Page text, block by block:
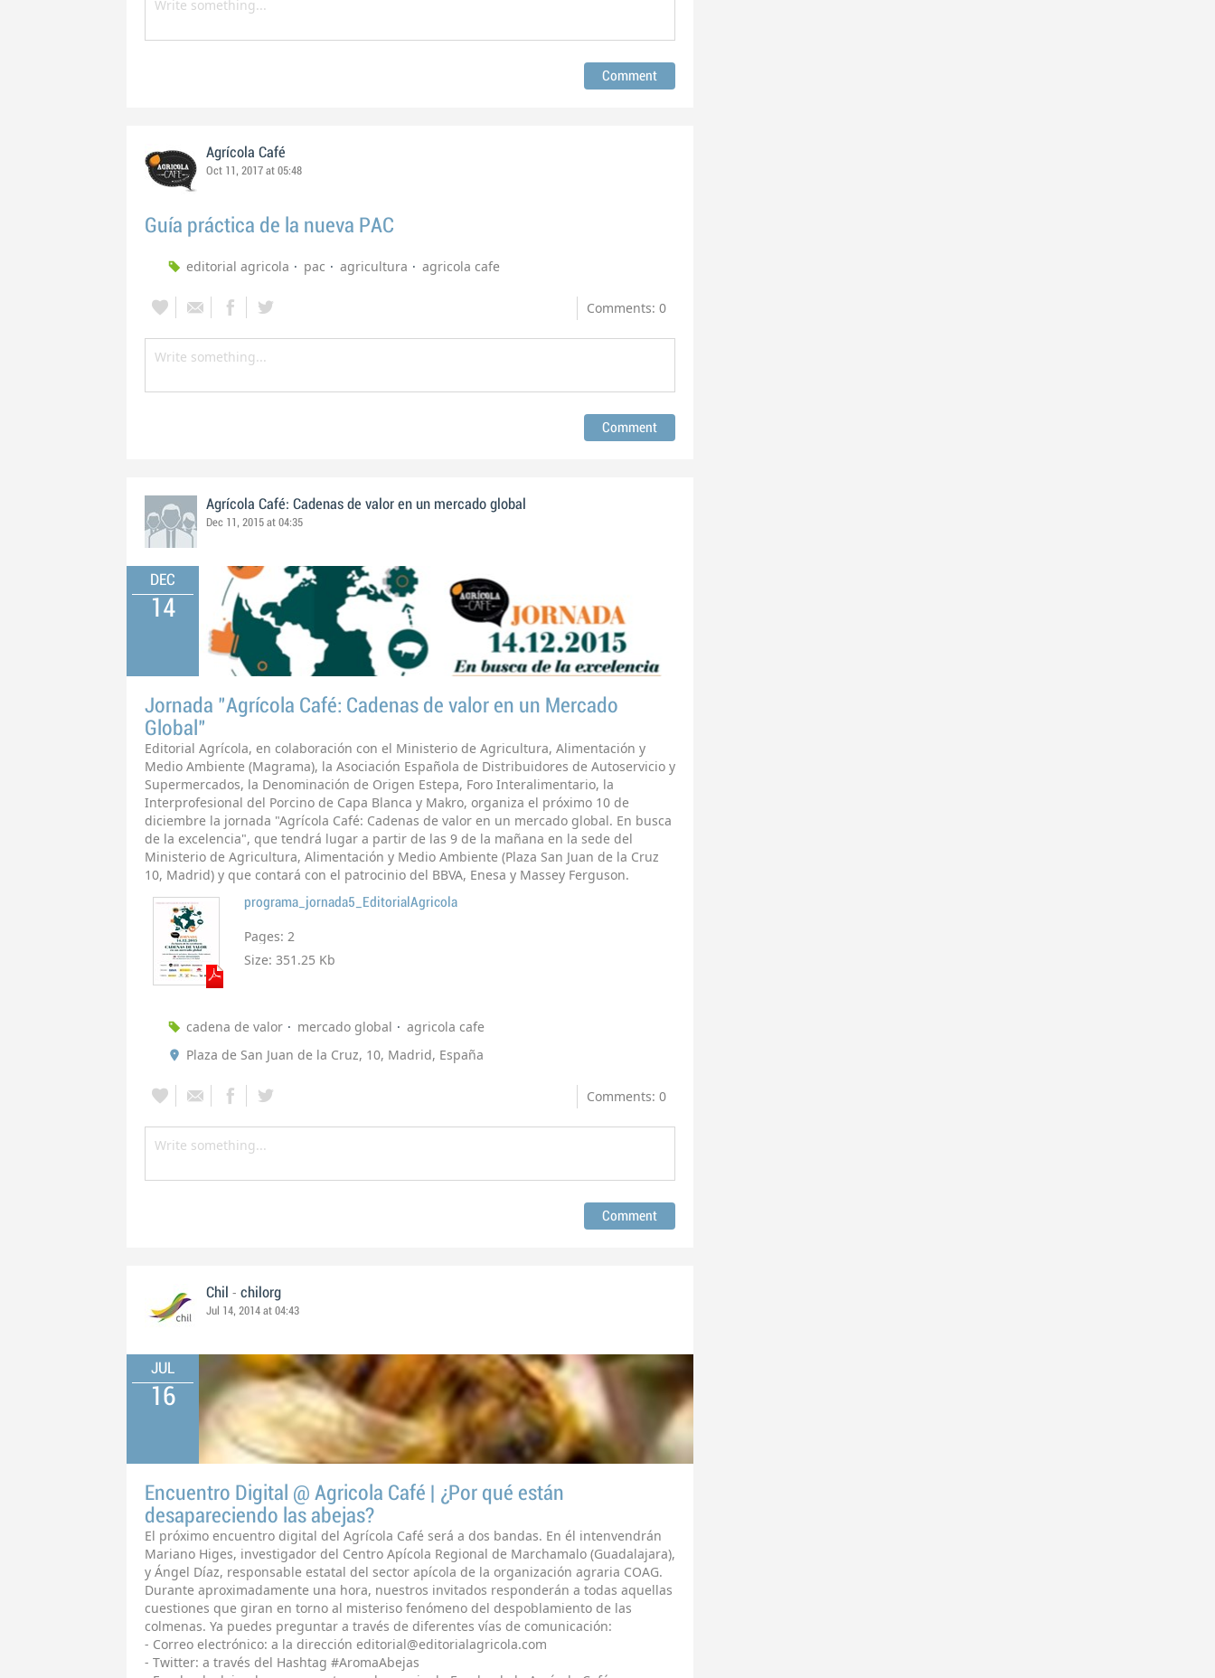
Agrícola Café
Oct 11, 2017 at 05:48
Guía práctica de la nueva PAC
editorial agricola pac agricultura agricola cafe
Comments: 0
Agrícola Café: Cadenas de valor en un mercado global
Dec 11, 2015 at 04:35
DEC
14
Jornada "Agrícola Café: Cadenas de valor en un Mercado
Global"
Editorial Agrícola, en colaboración con el Ministerio de Agricultura, Alimentación y
Medio Ambiente (Magrama), la Asociación Española de Distribuidores de Autoservicio y
Supermercados, la Denominación de Origen Estepa, Foro Interalimentario, la
Interprofesional del Porcino de Capa Blanca y Makro, organiza el próximo 10 de
diciembre la jornada "Agrícola Café: Cadenas de valor en un mercado global. En busca
de la excelencia", que tendrá lugar a partir de las 9 de la mañana en la sede del
Ministerio de Agricultura, Alimentación y Medio Ambiente (Plaza San Juan de la Cruz
10, Madrid) y que contará con el patrocinio del BBVA, Enesa y Massey Ferguson.
programa_jornada5_EditorialAgricola
Pages: 2
Size: 351.25 Kb
cadena de valor mercado global
agricola cafe
Plaza de San Juan de la Cruz, 10, Madrid, España
Comments: 0
Chil - chilorg
Jul 14, 2014 at 04:43
JUL
16
Encuentro Digital @ Agricola Café | ¿Por qué están
desapareciendo las abejas?
El próximo encuentro digital del Agrícola Café será a dos bandas. En él intenvendrán
Mariano Higes, investigador del Centro Apícola Regional de Marchamalo (Guadalajara),
y Ángel Díaz, responsable estatal del sector apícola de la organización agraria COAG.
Durante aproximadamente una hora, nuestros invitados responderán a todas aquellas
cuestiones que giran en torno al misteriso fenómeno del despoblamiento de las
colmenas. Ya puedes preguntar a través de diferentes vías de comunicación:
- Correo electrónico: a la dirección editorial@editorialagricola.com
- Twitter: a través del Hashtag #AromaAbejas